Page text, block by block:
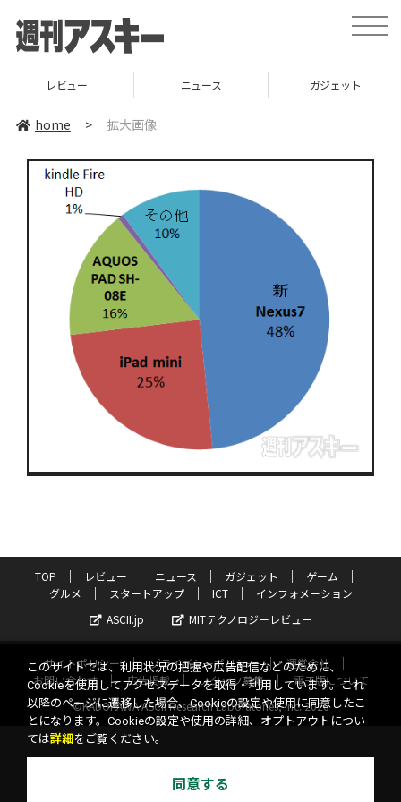
toggle
レビュー ニュース ガジェット
home > 拡大画像
TOP レビュー ニュース ガジェット
ゲーム
グルメ
スタートアップ ICT
インフォメーション
ASCII.jp
MITテクノロジーレビュー
サイトポリシー プライバシーポリシー
運営会社
お問い合わせ
広告掲載 スタッフ募集
電子版について
©KADOKAWA ASCII Research Laboratories, Inc. 2026
このサイトでは、利用状況の把握や広告配信などのために、
Cookieを使用してアクセスデータを取得・利用しています。これ
以降のページに遷移した場合、Cookieの設定や使用に同意したこ
とになります。Cookieの設定や使用の詳細、オプトアウトについ
ては詳細 をご覧ください。
同意する